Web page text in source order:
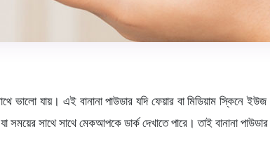
ভালো যায়। এই বানানা পাউডার যদি ফেয়ার বা মিডিয়াম স্কিনে
সাথে সাথে মেকআপকে ডার্ক দেখাতে পারে। তাই বানানা